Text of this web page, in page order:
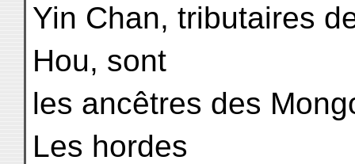
Yin Chan, tributaires
Hou, sont
les ancêtres des
Les hordes